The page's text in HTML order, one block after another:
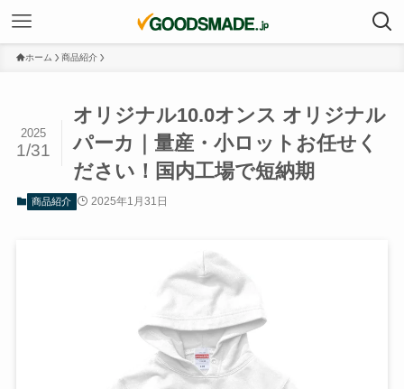
ホーム 商品紹介
オリジナル10.0オンス オリジナル
パーカ｜量産・小ロットお任せく
ださい！国内工場で短納期
2025
1/31
商品紹介 2025年1月31日